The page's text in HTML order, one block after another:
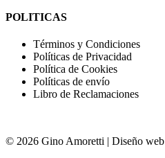
POLITICAS
Términos y Condiciones
Políticas de Privacidad
Política de Cookies
Políticas de envío
Libro de Reclamaciones
© 2026 Gino Amoretti | Diseño web